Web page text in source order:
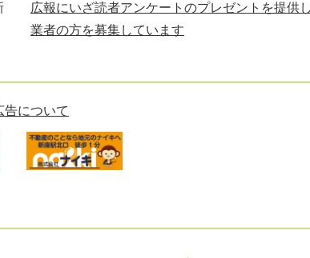
広報にいざ読者アンケートのプレゼントを提供
業者の方を募集しています
告について